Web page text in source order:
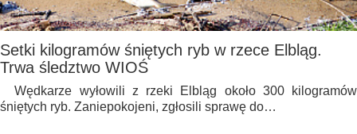
Setki kilogramów śniętych ryb w rzece Elbląg.
Trwa śledztwo WIOŚ
Wędkarze wyłowili z rzeki Elbląg około 300 kilogramów
śniętych ryb. Zaniepokojeni, zgłosili sprawę do…